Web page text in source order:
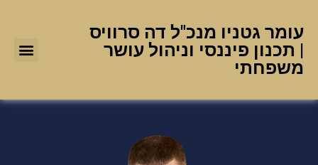
עומר גטניו מנכ"ל דה סרוויס
| תכנון פיננסי וניהול עושר
משפחתי